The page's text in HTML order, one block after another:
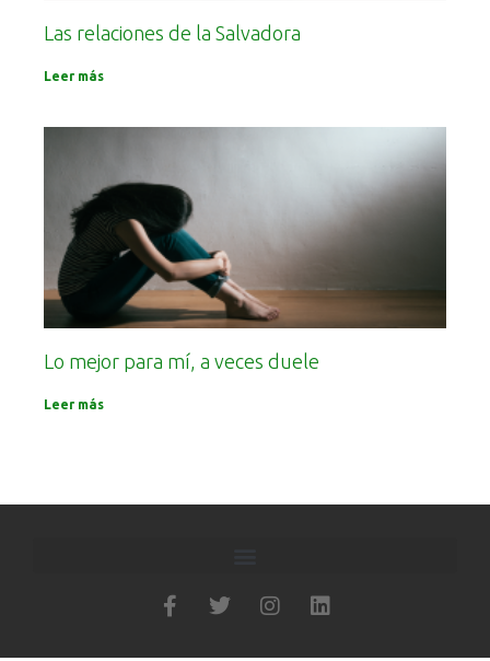
Las relaciones de la Salvadora
Leer más
Lo mejor para mí, a veces duele
Leer más